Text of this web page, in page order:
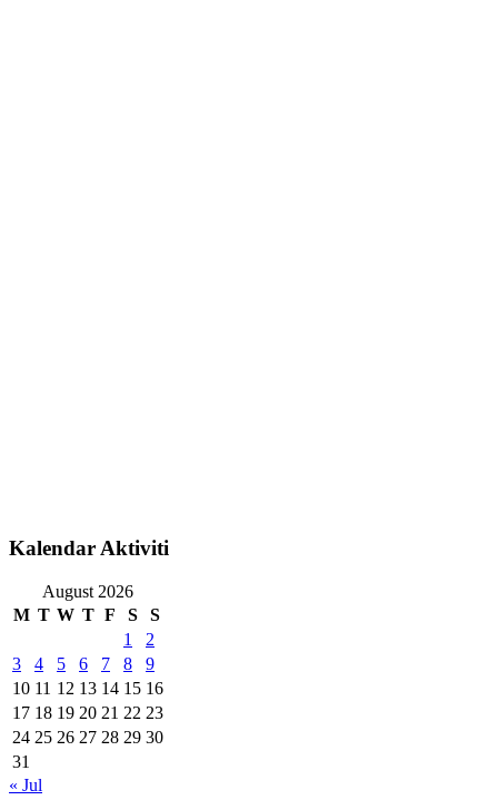
Kalendar Aktiviti
August 2026
M T W T F S
S
1
2
3
4 5 6 7 8
9
10 11 12 13 14 15 16
17 18 19 20 21 22 23
24 25 26 27 28 29 30
31
« Jul